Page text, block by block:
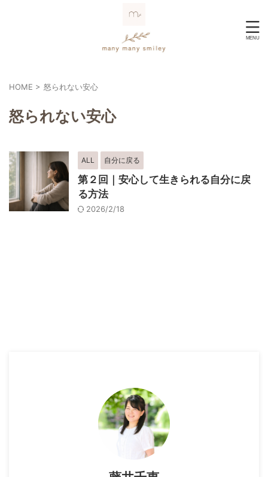
HOME > 怒られない安心
怒られない安心
ALL 自分に戻る
第２回｜安心して生きられる自分に戻
る方法
2026/2/18